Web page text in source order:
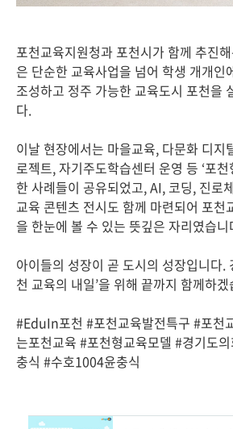
포천교육지원청과 포천시가 함께 추진
은 단순한 교육사업을 넘어 학생 개개인
조성하고 정주 가능한 교육도시 포천을
다.
이날 현장에서는 마을교육, 다문화 디지
로젝트, 자기주도학습센터 운영 등 ‘포
한 사례들이 공유되었고, AI, 코딩, 진로
교육 콘텐츠 전시도 함께 마련되어 포천
을 한눈에 볼 수 있는 뜻깊은 자리였습니
아이들의 성장이 곧 도시의 성장입니다.
천 교육의 내일’을 위해 끝까지 함께하
#EduIn포천 #포천교육발전특구 #포천
는포천교육 #포천형교육모델 #경기도
충식 #수호1004윤충식